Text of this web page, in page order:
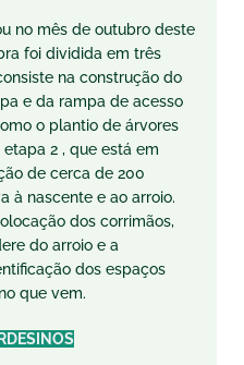
no mês de outubro deste
foi dividida em três
na construção do
e da rampa de acesso
o plantio de árvores
2 , que está em
de cerca de 200
à nascente e ao arroio.
dos corrimãos,
do arroio e a
dos espaços
que vem.